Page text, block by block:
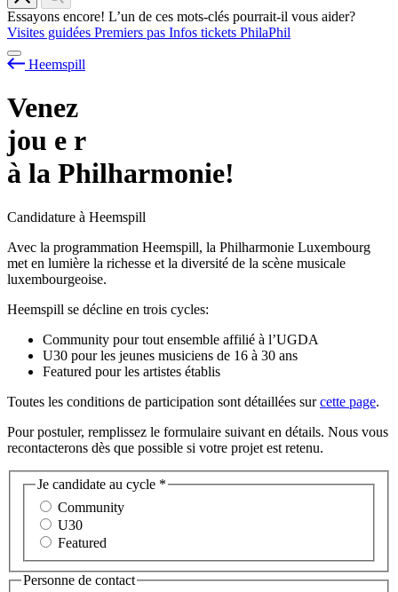
Essayons encore! L’un de ces mots-clés pourrait-il vous aider?
Visites guidées Premiers pas Infos tickets PhilaPhil
Heemspill
Venez
jou e r
à la Philharmonie!
Candidature à Heemspill
Avec la programmation Heemspill, la Philharmonie Luxembourg
met en lumière la richesse et la diversité de la scène musicale
luxembourgeoise.
Heemspill se décline en trois cycles:
Community pour tout ensemble affilié à l’UGDA
U30 pour les jeunes musiciens de 16 à 30 ans
Featured pour les artistes établis
Toutes les conditions de participation sont détaillées surcette page.
Pour postuler, remplissez le formulaire suivant en détails. Nous vous
recontacterons dès que possible si votre projet est retenu.
Je candidate au cycle *
Community
U30
Featured
Personne de contact